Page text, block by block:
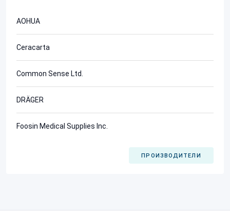
AOHUA
Ceracarta
Common Sense Ltd.
DRÄGER
Foosin Medical Supplies Inc.
ПРОИЗВОДИТЕЛИ